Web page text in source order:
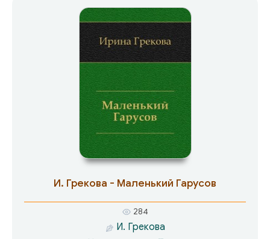
известная под псевдонимом И. Грекова, автор
нашумевших на рубеже 1980-х повестей
«Кафедра» и «Вдовий пароход». Любовь
читателей И. Грекова снискала еще в начале
1960-х, когда в «Новом мире» была напечатан
ее рассказ «Дамский мастер». Имя она себе
сделала как мастер психологичной и
удивительно интеллигентной женской прозы,
затрагивавшей, вместе с тем, и острые
социальные проблемы. Интеллигенция видела
в героях Грековой свой портрет, и портрет,
исполненный благосклонным художником.
Реальную Елену Вентцель если что и связывало
со своим литературным двойником, так
именно глубокая интеллигентность. Она была
профессором математики, составила
знаменитый учебник по теории вероятностей.
Работала в «оборонке». И хотя критики
И. Грекова - Маленький Гарусов
284
И. Грекова